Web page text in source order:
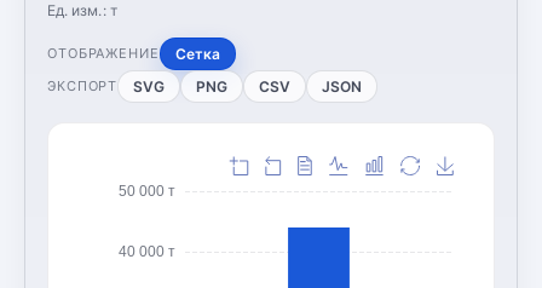
Ед. изм.: т
ОТОБРАЖЕНИЕ Сетка
ЭКСПОРТ SVG PNG CSV JSON
40 000 т
50 000 т